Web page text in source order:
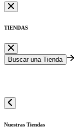
TIENDAS
Buscar una Tienda
Nuestras Tiendas